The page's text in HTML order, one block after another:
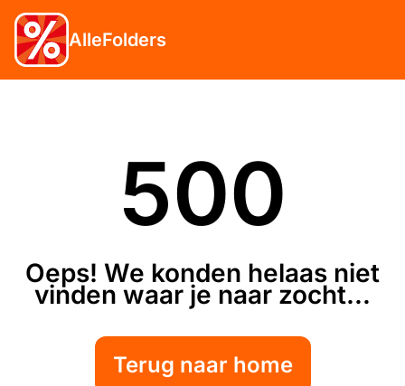
AlleFolders
500
Oeps! We konden helaas niet
vinden waar je naar zocht...
Terug naar home